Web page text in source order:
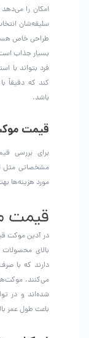
امکان را
سلیقه‌شان
طراحی خاص
بسیار جذاب
فرد بتواند با
کند که دقیقاً
باشد.
قیمت
برای بررسی
مشخصاتی مثل
مورد هزینه‌ها
قیمت
در آدین موکت
بالای
دارند که با
می‌کنند.
شده‌اند و در
باعث طول عمر